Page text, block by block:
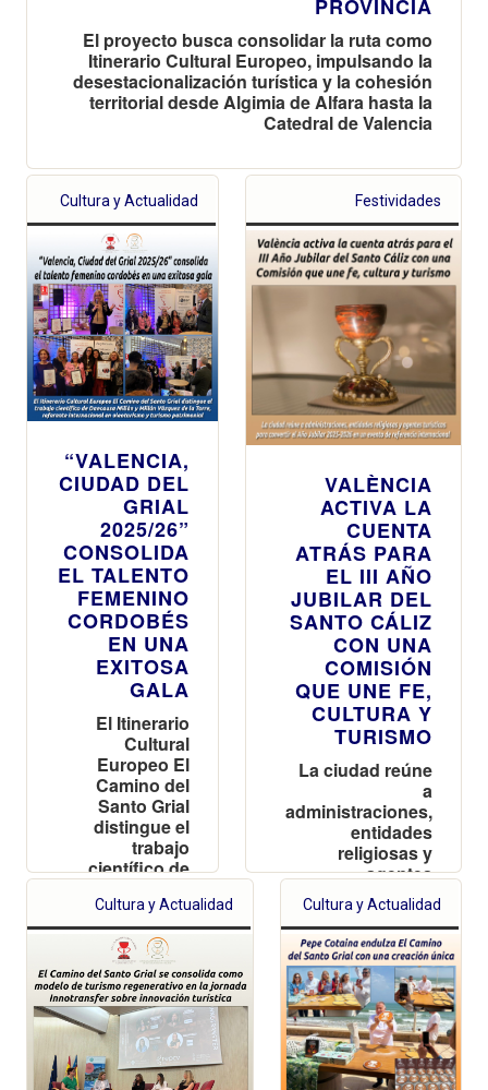
PROVINCIA
El proyecto busca consolidar la ruta como
Itinerario Cultural Europeo, impulsando la
desestacionalización turística y la cohesión
territorial desde Algimia de Alfara hasta la
Catedral de Valencia
Cultura y Actualidad
“VALENCIA,
CIUDAD DEL
GRIAL
2025/26”
CONSOLIDA
EL TALENTO
FEMENINO
CORDOBÉS
EN UNA
EXITOSA
GALA
El Itinerario
Cultural
Europeo El
Camino del
Santo Grial
distingue el
trabajo
científico de
Millán y Millán
Vázquez de la
Torre,
referente
internacional
en
oleoturismo y
turismo
patrimonial
Festividades
VALÈNCIA
ACTIVA LA
CUENTA
ATRÁS PARA
EL III AÑO
JUBILAR DEL
SANTO CÁLIZ
CON UNA
COMISIÓN
QUE UNE FE,
CULTURA Y
TURISMO
La ciudad reúne
a
administraciones,
entidades
religiosas y
agentes
turísticos para
convertir el Año
Jubilar 2025-2026
en un evento de
referencia
internacional
Cultura y Actualidad Cultura y Actualidad